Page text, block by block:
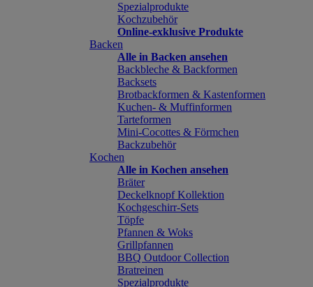
Spezialprodukte
Kochzubehör
Online-exklusive Produkte
Backen
Alle in Backen ansehen
Backbleche & Backformen
Backsets
Brotbackformen & Kastenformen
Kuchen- & Muffinformen
Tarteformen
Mini-Cocottes & Förmchen
Backzubehör
Kochen
Alle in Kochen ansehen
Bräter
Deckelknopf Kollektion
Kochgeschirr-Sets
Töpfe
Pfannen & Woks
Grillpfannen
BBQ Outdoor Collection
Bratreinen
Spezialprodukte